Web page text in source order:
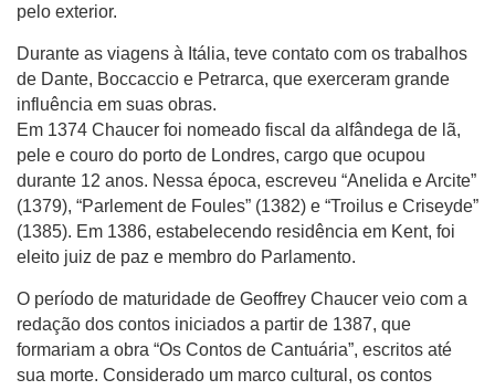
pelo exterior.
Durante as viagens à Itália, teve contato com os trabalhos
de Dante, Boccaccio e Petrarca, que exerceram grande
influência em suas obras.
Em 1374 Chaucer foi nomeado fiscal da alfândega de lã,
pele e couro do porto de Londres, cargo que ocupou
durante 12 anos. Nessa época, escreveu “Anelida e Arcite”
(1379), “Parlement de Foules” (1382) e “Troilus e Criseyde”
(1385). Em 1386, estabelecendo residência em Kent, foi
eleito juiz de paz e membro do Parlamento.
O período de maturidade de Geoffrey Chaucer veio com a
redação dos contos iniciados a partir de 1387, que
formariam a obra “Os Contos de Cantuária”, escritos até
sua morte. Considerado um marco cultural, os contos